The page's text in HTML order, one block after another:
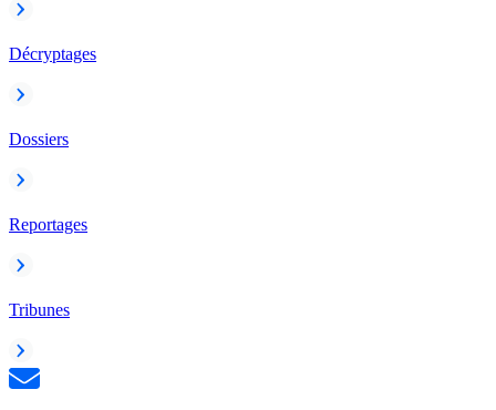
Décryptages
Dossiers
Reportages
Tribunes